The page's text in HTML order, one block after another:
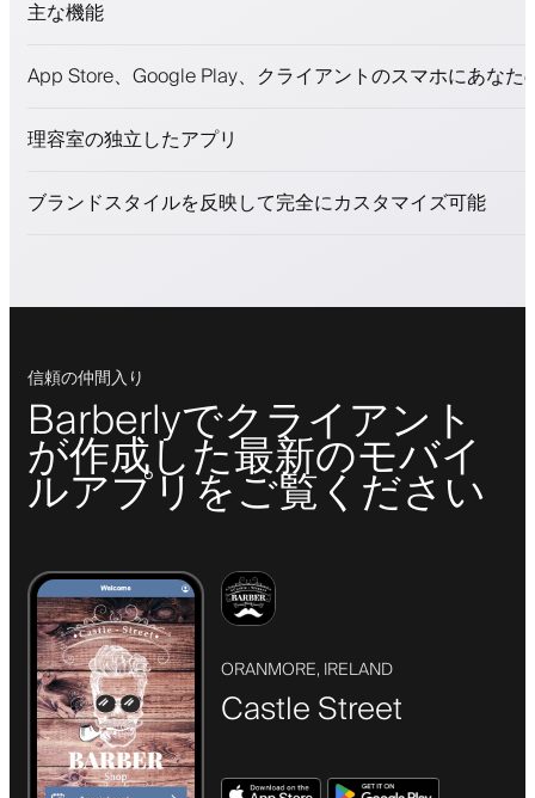
主な機能
支払い、保証金
ロイヤリティプログラムでクライアントを引きつける
プッシュ、SMS、メール通知
App Store、Google Play、クライアントのスマホにあなた
理容室の独立したアプリ
ブランドスタイルを反映して完全にカスタマイズ可能
信頼の仲間入り
Barberlyでクライアント
が作成した最新のモバイ
ルアプリをご覧ください
ORANMORE, IRELAND
Castle Street